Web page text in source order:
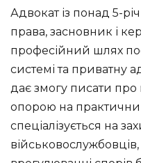
Адвокат із понад 5-
права, засновник і
професійний шлях
системі та приватну
дає змогу писати
опорою на
спеціалізується на